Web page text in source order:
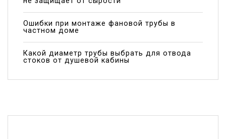
Ошибки при монтаже фановой трубы в
частном доме
Какой диаметр трубы выбрать для отвода
стоков от душевой кабины